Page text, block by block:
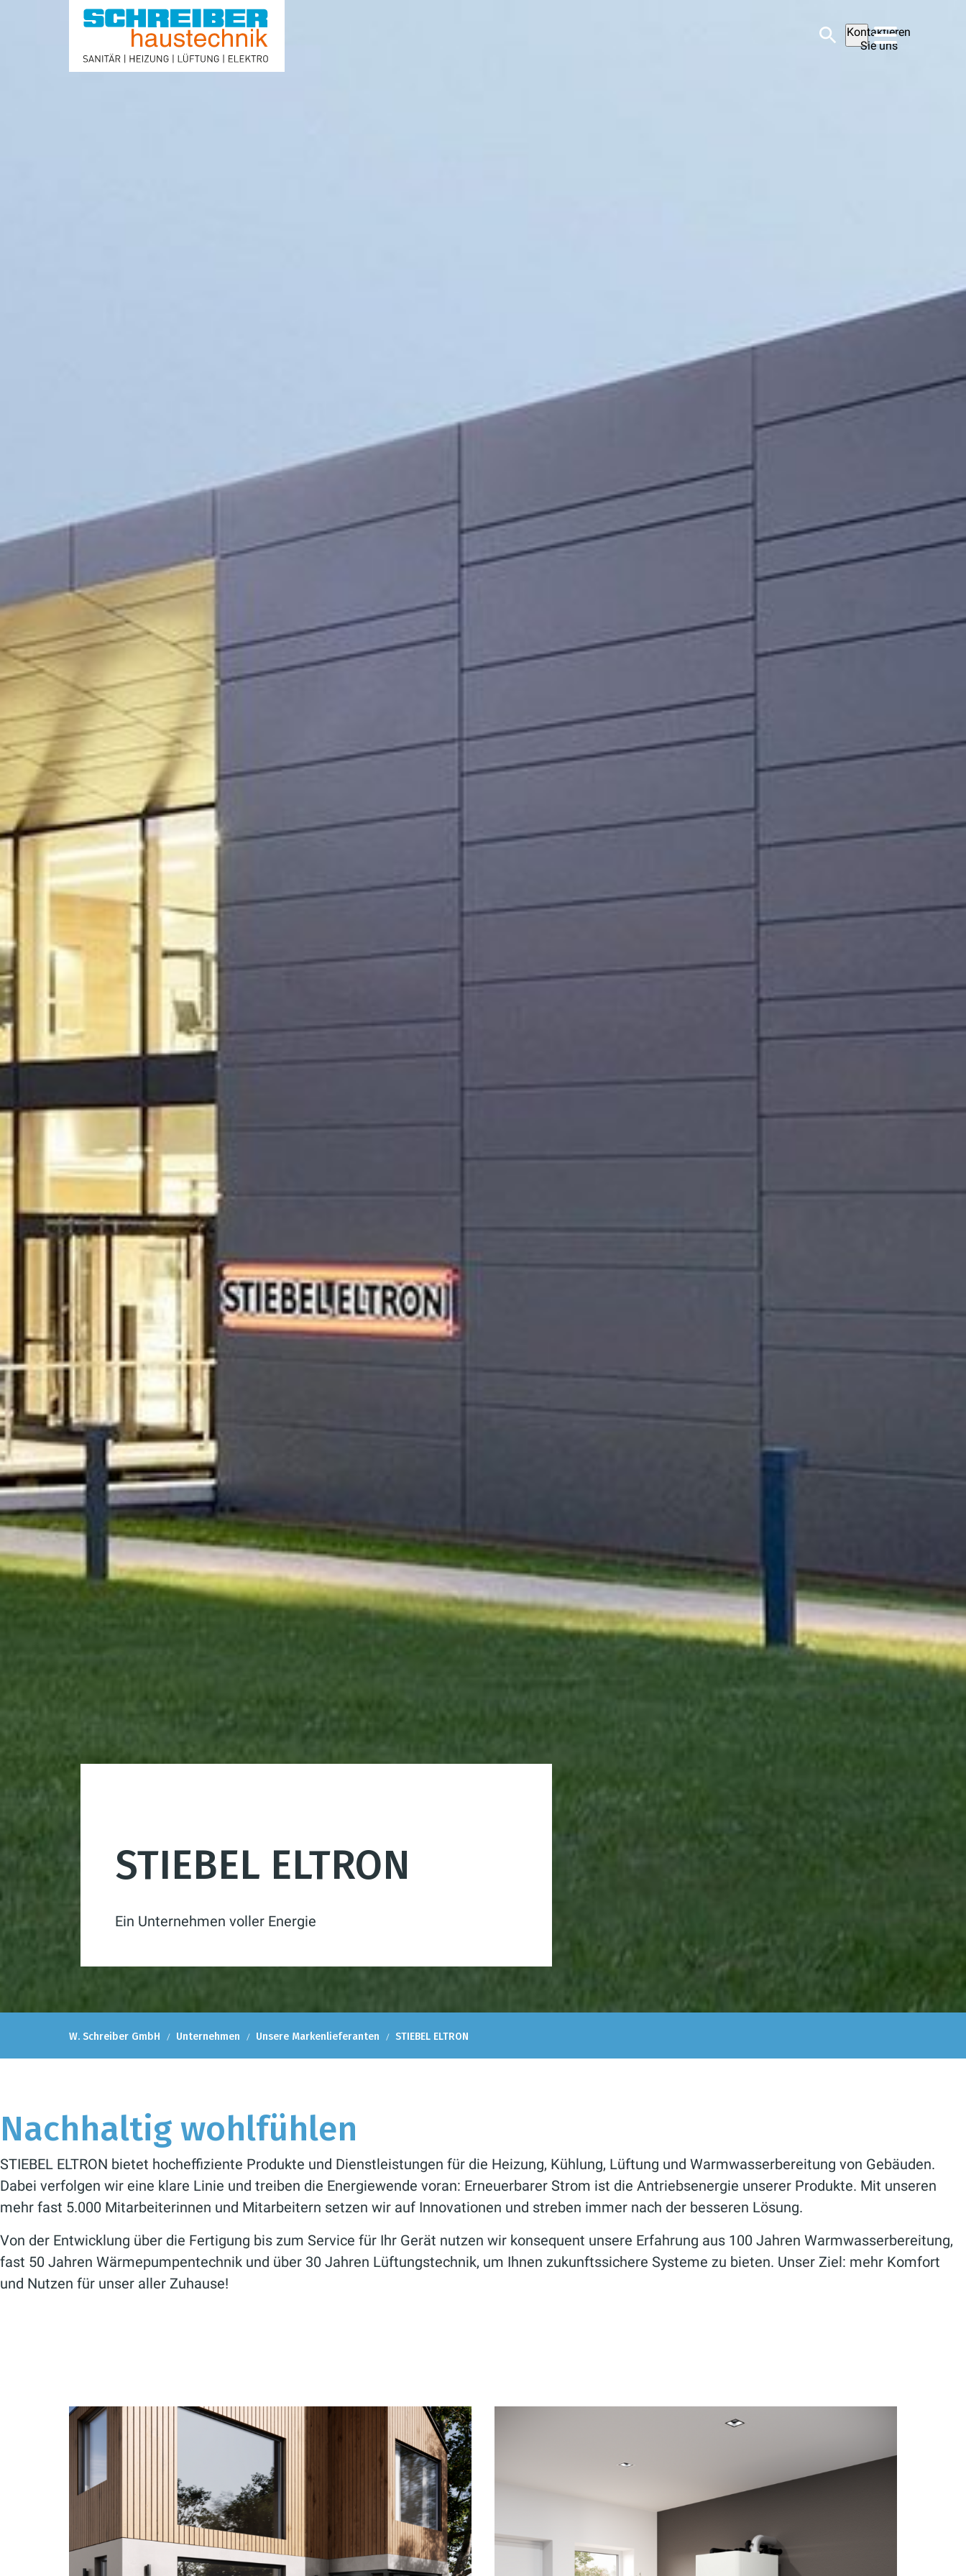
Kontaktieren
Sie uns
STIEBEL ELTRON
Ein Unternehmen voller Energie
W. Schreiber GmbH Unternehmen Unsere Markenlieferanten STIEBEL ELTRON
Nachhaltig wohlfühlen
STIEBEL ELTRON bietet hocheffiziente Produkte und Dienstleistungen für die Heizung, Kühlung, Lüftung und Warmwasserbereitung von Gebäuden.
Dabei verfolgen wir eine klare Linie und treiben die Energiewende voran: Erneuerbarer Strom ist die Antriebsenergie unserer Produkte. Mit unseren
mehr fast 5.000 Mitarbeiterinnen und Mitarbeitern setzen wir auf Innovationen und streben immer nach der besseren Lösung.
Von der Entwicklung über die Fertigung bis zum Service für Ihr Gerät nutzen wir konsequent unsere Erfahrung aus 100 Jahren Warmwasserbereitung,
fast 50 Jahren Wärmepumpentechnik und über 30 Jahren Lüftungstechnik, um Ihnen zukunftssichere Systeme zu bieten. Unser Ziel: mehr Komfort
und Nutzen für unser aller Zuhause!